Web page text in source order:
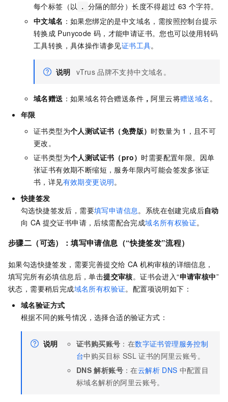
每个标签（以
. 分隔的部分）长度不得超过 63 个字符。
中文域名 ：如果您绑定的是中文域名，需按照控制台提示
转换成 Punycode 码，才能申请证书。您也可以使用转码
工具转换，具体操作请参见证书工具。
说明 vTrus 品牌不支持中文域名。
域名赠送 ：如果域名符合赠送条件 ，阿里云将赠送域名 。
年限
证书类型为个人测试证书（免费版） 时数量为 1，且不可
更改。
证书类型为个人测试证书（pro） 时需要配置年限。因单
张证书有效期不断缩短，服务年限内可能会签发多张证
书，详见有效期变更说明。
快捷签发
勾选快捷签发后，需要填写申请信息 。系统在创建完成后自动
向 CA 提交证书申请，后续需配合完成域名所有权验证。
步骤二（可选）：填写申请信息（“快捷签发”流程）
如果勾选快捷签发，需要完善提交给 CA 机构审核的详细信息，
填写完所有必填信息后，单击提交审核。证书会进入“申请审核中”
状态，需要稍后完成域名所有权验证。配置项说明如下：
域名验证方式
根据不同的账号情况，选择合适的验证方式：
说明 证书购买账号 ：在数字证书管理服务控制
台中购买目标 SSL 证书的阿里云账号。
DNS 解析账号 ：在云解析 DNS 中配置目
标域名解析的阿里云账号。